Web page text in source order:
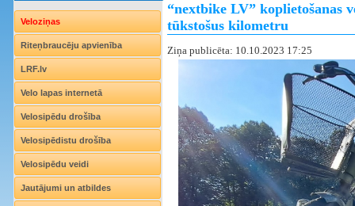
Veloziņas
Riteņbraucēju apvienība
LRF.lv
Velo lapas internetā
Velosipēdu drošība
Velosipēdistu drošība
Velosipēdu veidi
Jautājumi un atbildes
“nextbike LV” koplietošanas
tūkstošus kilometru
Ziņa publicēta: 10.10.2023 17:25